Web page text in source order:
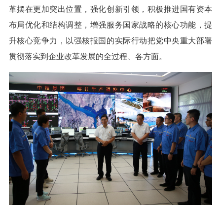
革摆在更加突出位置，强化创新引领，积极推进国有资本
布局优化和结构调整，增强服务国家战略的核心功能，提
升核心竞争力，以强核报国的实际行动把党中央重大部署
贯彻落实到企业改革发展的全过程、各方面。